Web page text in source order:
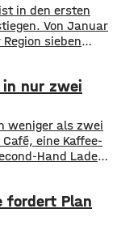
in den ersten
Von Januar
sieben
mit. Auch
Während
in nur zwei
weniger als zwei
eine Kaffee-
Hand Laden
der
sehen
der
fordert Plan